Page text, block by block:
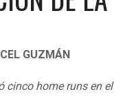
GUZMÁN
cinco home runs en el